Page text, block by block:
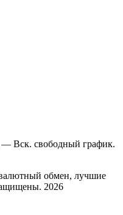
Вск. свободный график.
обмен, лучшие
2026